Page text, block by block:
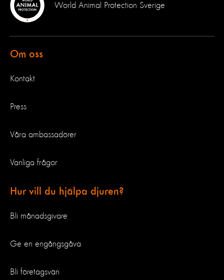
World Animal Protection Sverige
Om oss
Kontakt
Press
Våra ambassadörer
Vanliga frågor
Hur vill du hjälpa djuren?
Bli månadsgivare
Ge en engångsgåva
Bli företagsvän